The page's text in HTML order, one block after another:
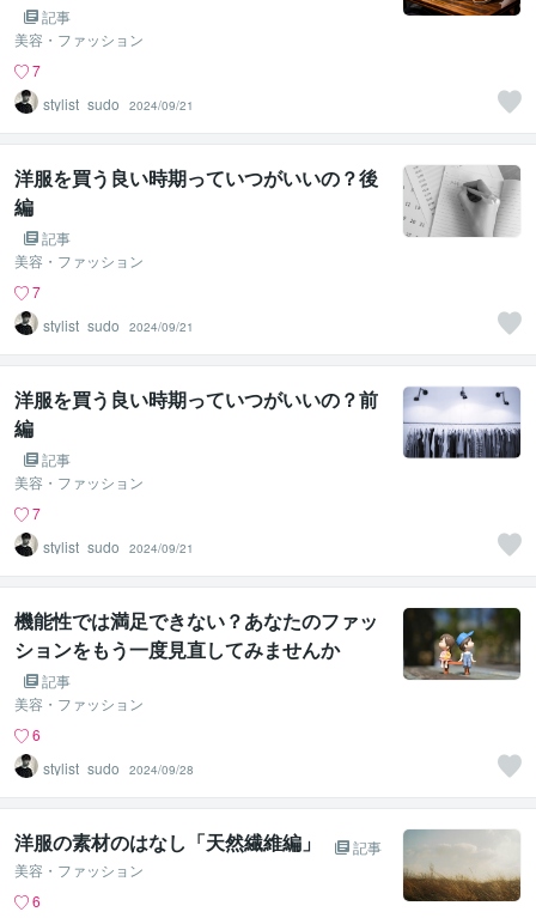
記事
美容・ファッション
7
stylist_sudo
2024/09/21
洋服を買う良い時期っていつがいいの？後
編
記事
美容・ファッション
7
stylist_sudo
2024/09/21
洋服を買う良い時期っていつがいいの？前
編
記事
美容・ファッション
7
stylist_sudo
2024/09/21
機能性では満足できない？あなたのファッ
ションをもう一度見直してみませんか
記事
美容・ファッション
6
stylist_sudo
2024/09/28
洋服の素材のはなし「天然繊維編」
記事
美容・ファッション
6